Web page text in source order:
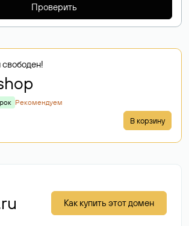
Проверить
Рекомендуем
В корзину
Как купить этот домен